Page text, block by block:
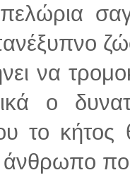
να
ο
το κήτος